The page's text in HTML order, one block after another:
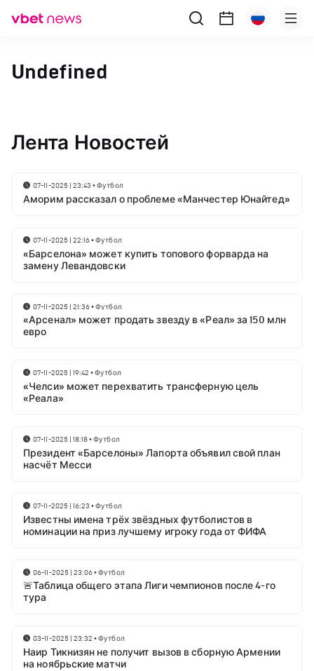
Undefined
Лента Новостей
07-11-2025 | 23:43 •Футбол
Аморим рассказал о проблеме «Манчестер Юнайтед»
07-11-2025 | 22:16•Футбол
«Барселона» может купить топового форварда на
замену Левандовски
07-11-2025 | 21:36•Футбол
«Арсенал» может продать звезду в «Реал» за 150 млн
евро
07-11-2025 | 19:42 •Футбол
«Челси» может перехватить трансферную цель
«Реала»
07-11-2025 | 18:18•Футбол
Президент «Барселоны» Лапорта объявил свой план
насчёт Месси
07-11-2025 | 16:23 •Футбол
Известны имена трёх звёздных футболистов в
номинации на приз лучшему игроку года от ФИФА
06-11-2025 | 23:06•Футбол
🚨Таблица общего этапа Лиги чемпионов после 4-го
тура
03-11-2025 | 23:32 •Футбол
Наир Тикнизян не получит вызов в сборную Армении
на ноябрьские матчи